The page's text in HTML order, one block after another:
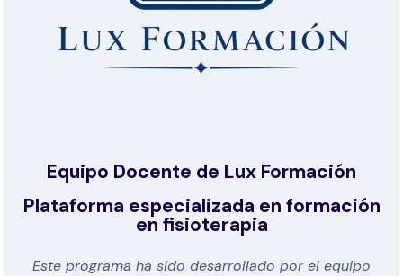
Equipo Docente de Lux Formación
Plataforma especializada en formación
en fisioterapia
Este programa ha sido desarrollado por el equipo